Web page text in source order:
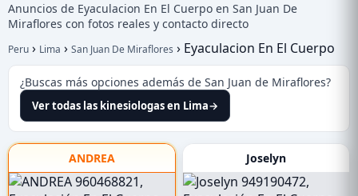
Anuncios de Eyaculacion En El Cuerpo en San Juan De
Miraflores con fotos reales y contacto directo
Peru › Lima › San Juan De Miraflores › Eyaculacion En El Cuerpo
¿Buscas más opciones además de San Juan de Miraflores?
Ver todas las kinesiologas en Lima→
ANDREA Joselyn